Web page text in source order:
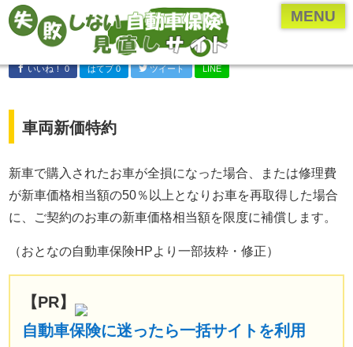
MENU
ページメニュー一覧
乗り換え(切り替え)・見直しについて
保険のプロ直伝、お得な情報やとっておきの情報
各保険会社・保険業界の研究
年齢・車種別の保険内容を検証
自動車保険の付随知識
自動車保険の基礎知識
運営者：河原あたる
保険代理店に勤める現役の
保険営業マン。
代理店に勤める前は
いいね！ 0 はてブ 0 ツイート LINE
車両新価特約
新車で購入されたお車が全損になった場合、または修理費
が新車価格相当額の50％以上となりお車を再取得した場合
に、ご契約のお車の新車価格相当額を限度に補償します。
（おとなの自動車保険HPより一部抜粋・修正）
【PR】
自動車保険に迷ったら一括サイトを利用